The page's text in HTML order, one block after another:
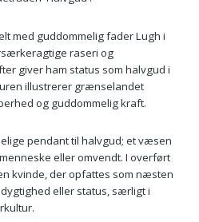
med guddommelig fader Lugh i
raseri og
giver ham status som halvgud i
illustrerer grænselandet
og guddommelig kraft.
pendant til halvgud; et væsen
eller omvendt. I overført
kvinde, der opfattes som næsten
eller status, særligt i